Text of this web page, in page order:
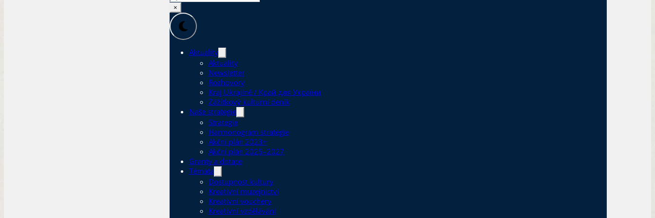
×
Aktuality
Aktuality
Newsletter
Rozhovory
Kraj Ukrajině / Край для України
Zážitkový kulturní deník
Naše strategie
Strategie
Harmonogram strategie
Akční plán 2023+
Akční plán 2025–2027
Granty a dotace
Témata
Dostupnost kultury
Kreativní muzejnictví
Kreativní vouchery
Kreativní vzdělávání